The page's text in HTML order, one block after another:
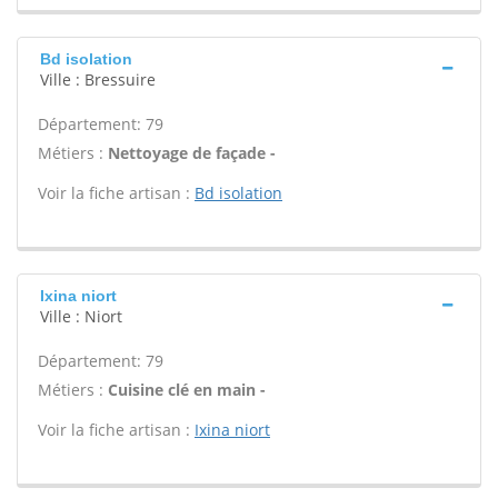
Bd isolation
Ville : Bressuire
Département: 79
Métiers : Nettoyage de façade -
Voir la fiche artisan : Bd isolation
Ixina niort
Ville : Niort
Département: 79
Métiers : Cuisine clé en main -
Voir la fiche artisan : Ixina niort